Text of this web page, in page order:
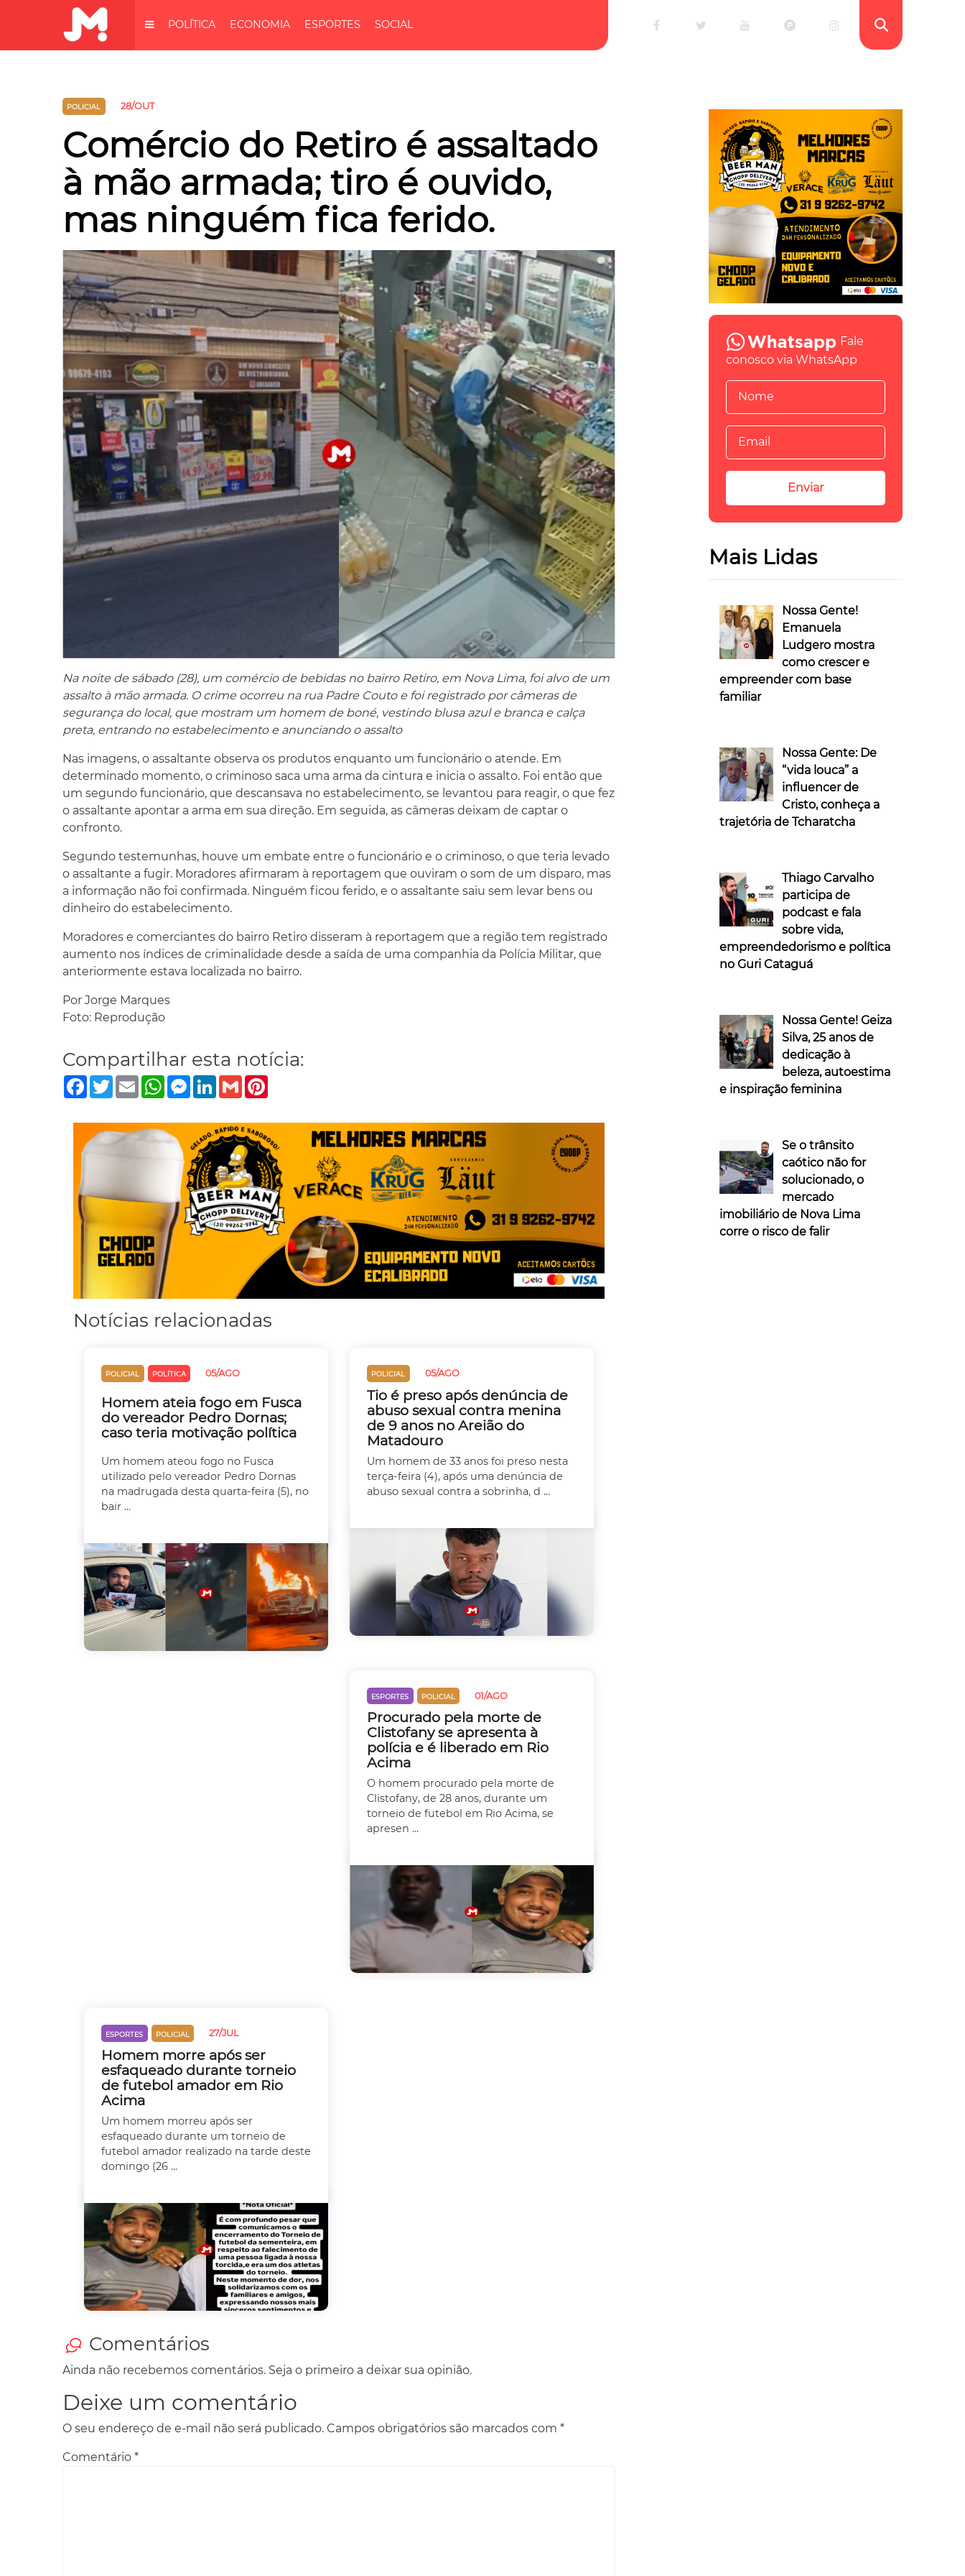
POLÍTICA ECONOMIA ESPORTES SOCIAL
POLICIAL 28/OUT
Comércio do Retiro é assaltado
à mão armada; tiro é ouvido,
mas ninguém fica ferido.
Na noite de sábado (28), um comércio de bebidas no bairro Retiro, em Nova Lima, foi alvo de um
assalto à mão armada. O crime ocorreu na rua Padre Couto e foi registrado por câmeras de
segurança do local, que mostram um homem de boné, vestindo blusa azul e branca e calça
preta, entrando no estabelecimento e anunciando o assalto
Nas imagens, o assaltante observa os produtos enquanto um funcionário o atende. Em
determinado momento, o criminoso saca uma arma da cintura e inicia o assalto. Foi então que
um segundo funcionário, que descansava no estabelecimento, se levantou para reagir, o que fez
o assaltante apontar a arma em sua direção. Em seguida, as câmeras deixam de captar o
confronto.
Segundo testemunhas, houve um embate entre o funcionário e o criminoso, o que teria levado
o assaltante a fugir. Moradores afirmaram à reportagem que ouviram o som de um disparo, mas
a informação não foi confirmada. Ninguém ficou ferido, e o assaltante saiu sem levar bens ou
dinheiro do estabelecimento.
Moradores e comerciantes do bairro Retiro disseram à reportagem que a região tem registrado
aumento nos índices de criminalidade desde a saída de uma companhia da Polícia Militar, que
anteriormente estava localizada no bairro.
Por Jorge Marques
Foto: Reprodução
Compartilhar esta notícia:
Facebook
TwitterEmailWhatsApp
Messenger
LinkedIn
Gmail
Notícias relacionadas
POLICIAL POLÍTICA 05/AGO
Homem ateia fogo em Fusca
do vereador Pedro Dornas;
caso teria motivação política
Um homem ateou fogo no Fusca
utilizado pelo vereador Pedro Dornas
na madrugada desta quarta-feira (5), no
bair ...
POLICIAL 05/AGO
Tio é preso após denúncia de
abuso sexual contra menina
de 9 anos no Areião do
Matadouro
Um homem de 33 anos foi preso nesta
terça-feira (4), após uma denúncia de
abuso sexual contra a sobrinha, d ...
ESPORTES POLICIAL 01/AGO
Procurado pela morte de
Clistofany se apresenta à
polícia e é liberado em Rio
Acima
O homem procurado pela morte de
Clistofany, de 28 anos, durante um
torneio de futebol em Rio Acima, se
apresen ...
ESPORTES POLICIAL 27/JUL
Homem morre após ser
esfaqueado durante torneio
de futebol amador em Rio
Acima
Um homem morreu após ser
esfaqueado durante um torneio de
futebol amador realizado na tarde deste
domingo (26 ...
Comentários
Ainda não recebemos comentários. Seja o primeiro a deixar sua opinião.
Deixe um comentário
O seu endereço de e-mail não será publicado. Campos obrigatórios são marcados com *
Comentário *
Fale
conosco via WhatsApp
Mais Lidas
Nossa Gente!
Emanuela
Ludgero mostra
como crescer e
empreender com base
familiar
Nossa Gente: De
“vida louca” a
influencer de
Cristo, conheça a
trajetória de Tcharatcha
Thiago Carvalho
participa de
podcast e fala
sobre vida,
empreendedorismo e política
no Guri Cataguá
Nossa Gente! Geiza
Silva, 25 anos de
dedicação à
beleza, autoestima
e inspiração feminina
Se o trânsito
caótico não for
solucionado, o
mercado
imobiliário de Nova Lima
corre o risco de falir